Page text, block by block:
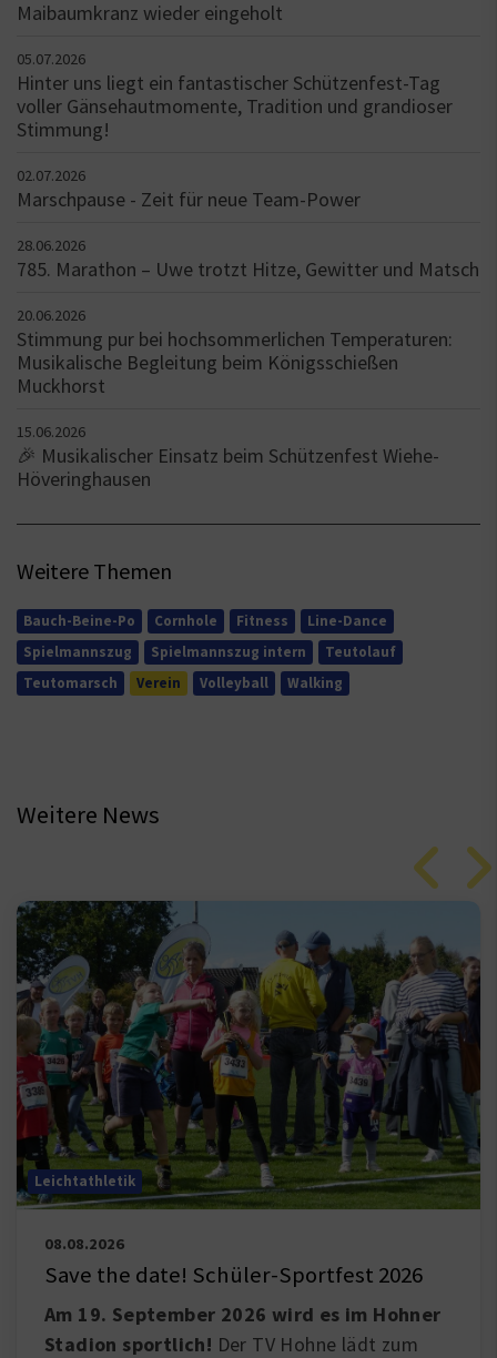
Maibaumkranz wieder eingeholt
05.07.2026
Hinter uns liegt ein fantastischer Schützenfest-Tag
voller Gänsehautmomente, Tradition und grandioser
Stimmung!
02.07.2026
Marschpause - Zeit für neue Team-Power
28.06.2026
785. Marathon – Uwe trotzt Hitze, Gewitter und Matsch
20.06.2026
Stimmung pur bei hochsommerlichen Temperaturen:
Musikalische Begleitung beim Königsschießen
Muckhorst
15.06.2026
🎉 Musikalischer Einsatz beim Schützenfest Wiehe-
Höveringhausen
Weitere Themen
Bauch-Beine-Po Cornhole Fitness
Line-Dance
Spielmannszug
Spielmannszug intern
Teutolauf
Teutomarsch
Verein Volleyball Walking
Weitere News
Leichtathletik
08.08.2026
Save the date! Schüler-Sportfest 2026
Am 19. September 2026 wird es im Hohner
Stadion sportlich! Der TV Hohne lädt zum